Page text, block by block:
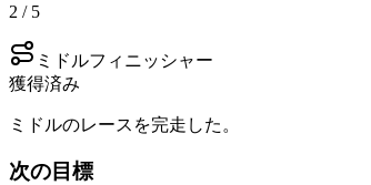
2 / 5
ミドルフィニッシャー
獲得済み
ミドルのレースを完走した。
次の目標